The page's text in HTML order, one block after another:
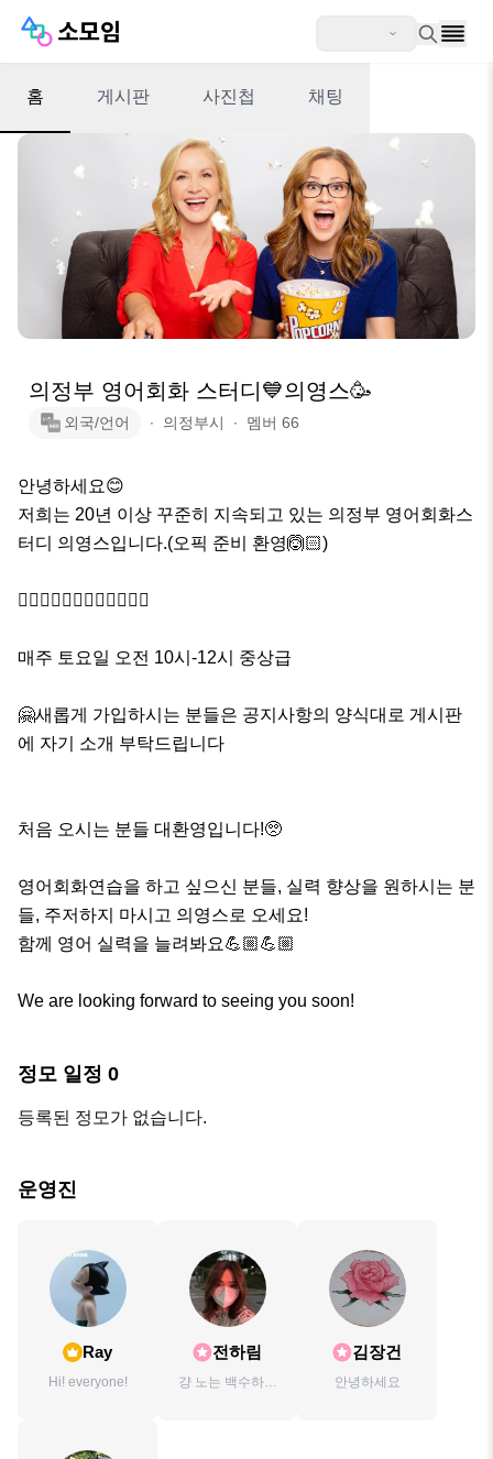
홈 게시판 사진첩 채팅
의정부 영어회화 스터디💙의영스🥳
외국/언어 ∙ 의정부시 ∙ 멤버 66
안녕하세요😊
저희는 20년 이상 꾸준히 지속되고 있는 의정부 영어회화스
터디 의영스입니다.(오픽 준비 환영🙆🏻)
🏃🏻‍♂️🏃🏻‍♀️🏃🏻‍♂️🏃🏻‍♀️
매주 토요일 오전 10시-12시 중상급
🤗새롭게 가입하시는 분들은 공지사항의 양식대로 게시판
에 자기 소개 부탁드립니다
처음 오시는 분들 대환영입니다!🥺
영어회화연습을 하고 싶으신 분들, 실력 향상을 원하시는 분
들, 주저하지 마시고 의영스로 오세요!
함께 영어 실력을 늘려봐요💪🏼💪🏼
We are looking forward to seeing you soon!
정모 일정 0
등록된 정모가 없습니다.
운영진
Ray
Hi! everyone!
전하림
걍 노는 백수하고
김장건
안녕하세요